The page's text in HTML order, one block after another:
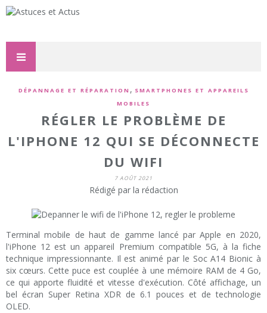
DÉPANNAGE ET RÉPARATION , SMARTPHONES ET APPAREILS
MOBILES
RÉGLER LE PROBLÈME DE
L'IPHONE 12 QUI SE DÉCONNECTE
DU WIFI
7 AOÛT 2021
Rédigé par la rédaction
Terminal mobile de haut de gamme lancé par Apple en 2020,
l'iPhone 12 est un appareil Premium compatible 5G, à la fiche
technique impressionnante. Il est animé par le Soc A14 Bionic à
six cœurs. Cette puce est couplée à une mémoire RAM de 4 Go,
ce qui apporte fluidité et vitesse d'exécution. Côté affichage, un
bel écran Super Retina XDR de 6.1 pouces et de technologie
OLED.